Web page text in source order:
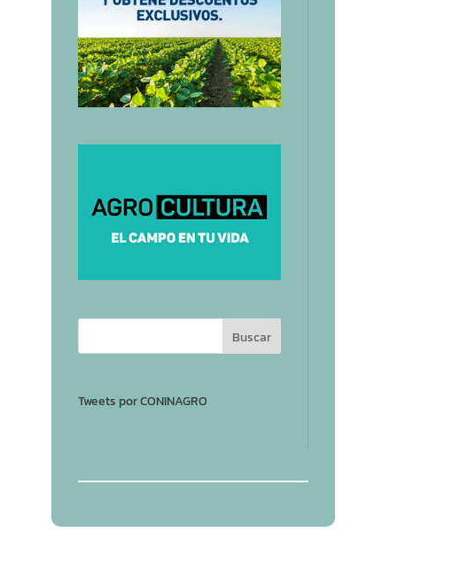
Tweets por CONINAGRO